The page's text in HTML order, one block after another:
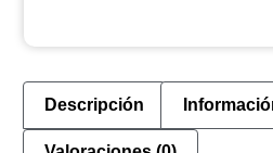
Descripción